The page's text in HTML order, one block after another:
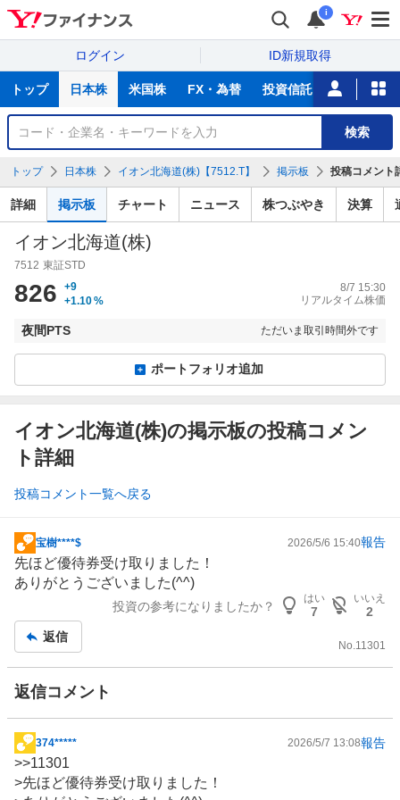
i
ログイン ID新規取得
サ
トップ 日本株 米国株 FX・為替 投資信託 ニュース
銘
検
索
検索
トップ 日本株 イオン北海道(株)【7512.T】 掲示板 投稿コメント
詳細 掲示板 チャート ニュース 株つぶやき 決算
イオン北海道(株)
7512 東証STD
826
+9
+1.10%
8/7 15:30
リアルタイム株価
夜間PTS ただいま取引時間外です
ポートフォリオ追加
イオン北海道(株)の掲示板の投稿コメン
ト詳細
投稿コメント一覧へ戻る
掲
示
板
宝樹****$ 2026/5/6 15:40報告
先ほど優待券受け取りました！
ありがとうございました(^^)
投資の参考になりましたか？
はい
7
いいえ
2
返信
No.11301
返信コメント
掲
示
板
374***** 2026/5/7 13:08報告
>>11301
>先ほど優待券受け取りました！